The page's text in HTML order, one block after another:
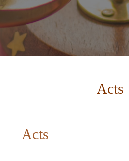
Acts
Acts